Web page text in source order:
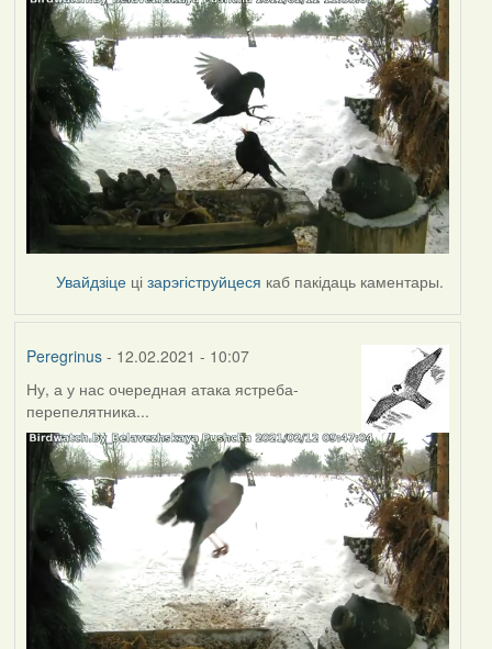
Увайдзіце цізарэгіструйцеся каб пакідаць каментары.
Peregrinus- 12.02.2021 - 10:07
Ну, а у нас очередная атака ястреба-
перепелятника...